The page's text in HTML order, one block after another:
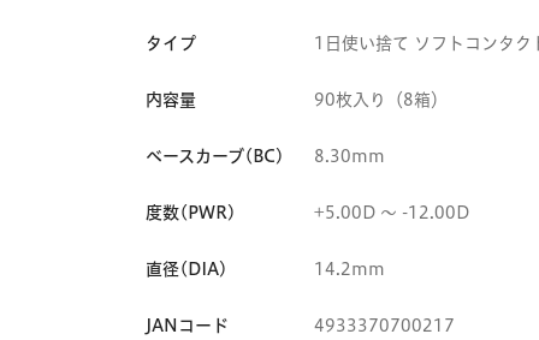
タイプ 1日使い捨て ソフトコンタク
内容量 90枚入り（8箱）
ベースカーブ(BC) 8.30mm
度数(PWR) +5.00D 〜 -12.00D
直径(DIA) 14.2mm
JANコード 4933370700217